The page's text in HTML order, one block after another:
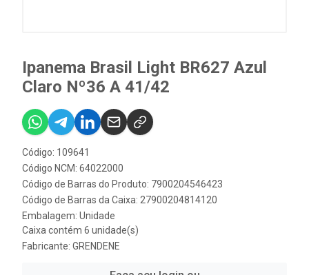
Ipanema Brasil Light BR627 Azul
Claro Nº36 A 41/42
Código: 109641
Código NCM: 64022000
Código de Barras do Produto: 7900204546423
Código de Barras da Caixa: 27900204814120
Embalagem: Unidade
Caixa contém 6 unidade(s)
Fabricante: GRENDENE